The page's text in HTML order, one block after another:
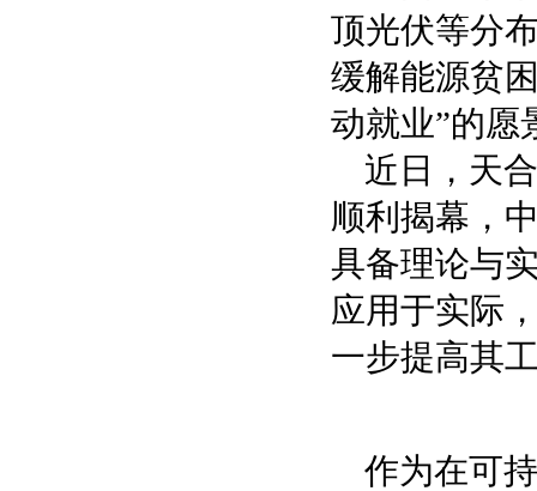
顶光伏等分
缓解能源贫
动就业”的愿
近日，天
顺利揭幕，
具备理论与
应用于实际
一步提高其
作为在可